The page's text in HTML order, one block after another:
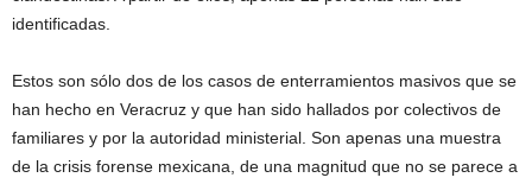
identificadas.
Estos son sólo dos de los casos de enterramientos masivos que se
han hecho en Veracruz y que han sido hallados por colectivos de
familiares y por la autoridad ministerial. Son apenas una muestra
de la crisis forense mexicana, de una magnitud que no se parece a